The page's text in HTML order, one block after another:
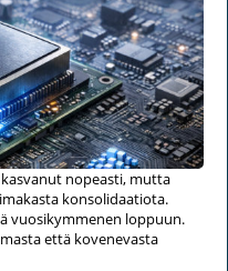
nopeasti, mutta
konsolidaatiota.
vuosikymmenen loppuun.
että kovenevasta